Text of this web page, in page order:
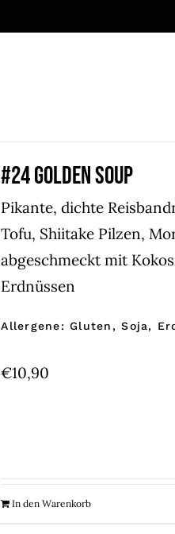
#24 GOLDEN SOUP
Pikante, dichte
Tofu, Shiitake Pilzen,
abgeschmeckt mit
Erdnüssen
Allergene: Gluten, Soja,
€10,90
In den Warenkorb